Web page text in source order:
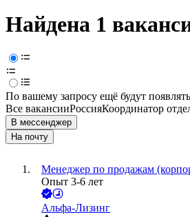
Найдена 1
По вашему запросу ещё будут
Все вакансииРоссияКоординатор
В мессенджер
На почту
Менеджер по продажам
Опыт 3-6 лет
Альфа-Лизинг